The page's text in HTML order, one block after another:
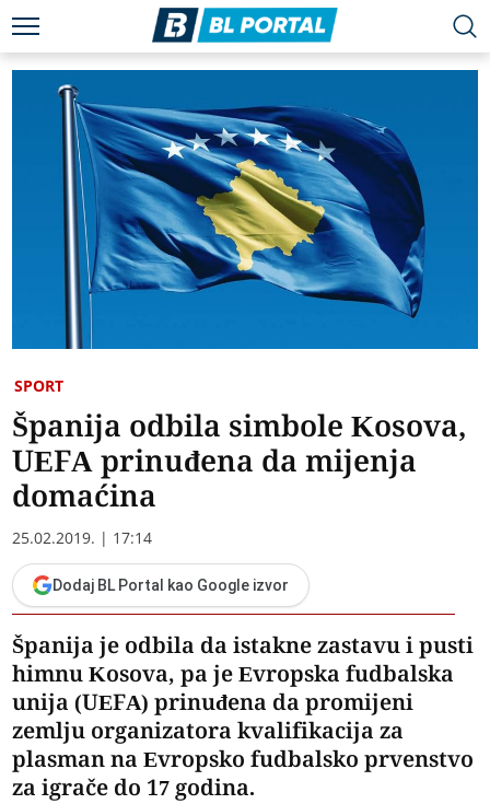
SPORT
Španija odbila simbole Kosova,
UEFA prinuđena da mijenja
domaćina
25.02.2019. | 17:14
Dodaj BL Portal kao Google izvor
Španija je odbila da istakne zastavu i pusti
himnu Kosova, pa je Evropska fudbalska
unija (UEFA) prinuđena da promijeni
zemlju organizatora kvalifikacija za
plasman na Evropsko fudbalsko prvenstvo
za igrače do 17 godina.